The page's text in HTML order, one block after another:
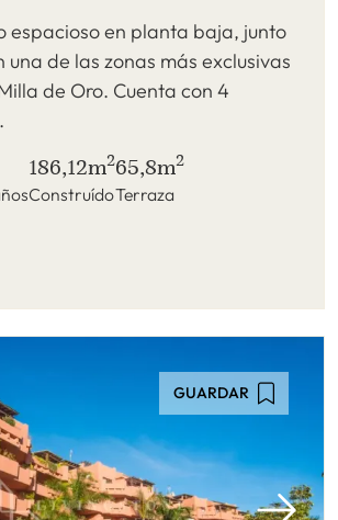
espacioso en planta baja, junto
una de las zonas más exclusivas
de Oro. Cuenta con 4
186,12m2
Construído
65,8m2
Terraza
GUARDAR